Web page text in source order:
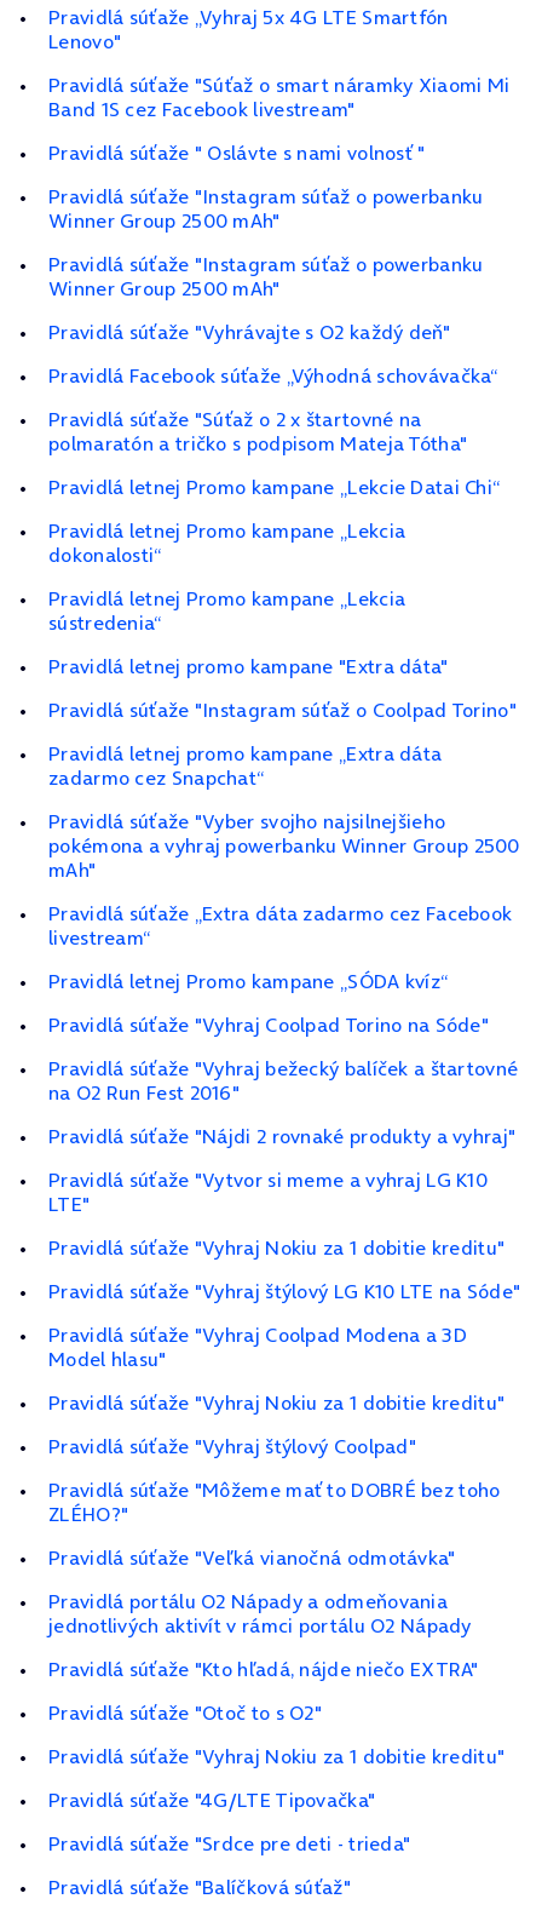
Pravidlá súťaže „Vyhraj 5x 4G LTE Smartfón
Lenovo"
Pravidlá súťaže "Súťaž o smart náramky Xiaomi Mi
Band 1S cez Facebook livestream"
Pravidlá súťaže " Oslávte s nami volnosť "
Pravidlá súťaže "Instagram súťaž o powerbanku
Winner Group 2500 mAh"
Pravidlá súťaže "Instagram súťaž o powerbanku
Winner Group 2500 mAh"
Pravidlá súťaže "Vyhrávajte s O2 každý deň"
Pravidlá Facebook súťaže „Výhodná schovávačka“
Pravidlá súťaže "Súťaž o 2 x štartovné na
polmaratón a tričko s podpisom Mateja Tótha"
Pravidlá letnej Promo kampane „Lekcie Datai Chi“
Pravidlá letnej Promo kampane „Lekcia
dokonalosti“
Pravidlá letnej Promo kampane „Lekcia
sústredenia“
Pravidlá letnej promo kampane "Extra dáta"
Pravidlá súťaže "Instagram súťaž o Coolpad Torino"
Pravidlá letnej promo kampane „Extra dáta
zadarmo cez Snapchat“
Pravidlá súťaže "Vyber svojho najsilnejšieho
pokémona a vyhraj powerbanku Winner Group 2500
mAh"
Pravidlá súťaže „Extra dáta zadarmo cez Facebook
livestream“
Pravidlá letnej Promo kampane „SÓDA kvíz“
Pravidlá súťaže "Vyhraj Coolpad Torino na Sóde"
Pravidlá súťaže "Vyhraj bežecký balíček a štartovné
na O2 Run Fest 2016"
Pravidlá súťaže "Nájdi 2 rovnaké produkty a vyhraj"
Pravidlá súťaže "Vytvor si meme a vyhraj LG K10
LTE"
Pravidlá súťaže "Vyhraj Nokiu za 1 dobitie kreditu"
Pravidlá súťaže "Vyhraj štýlový LG K10 LTE na Sóde"
Pravidlá súťaže "Vyhraj Coolpad Modena a 3D
Model hlasu"
Pravidlá súťaže "Vyhraj Nokiu za 1 dobitie kreditu"
Pravidlá súťaže "Vyhraj štýlový Coolpad"
Pravidlá súťaže "Môžeme mať to DOBRÉ bez toho
ZLÉHO?"
Pravidlá súťaže "Veľká vianočná odmotávka"
Pravidlá portálu O2 Nápady a odmeňovania
jednotlivých aktivít v rámci portálu O2 Nápady
Pravidlá súťaže "Kto hľadá, nájde niečo EXTRA"
Pravidlá súťaže "Otoč to s O2"
Pravidlá súťaže "Vyhraj Nokiu za 1 dobitie kreditu"
Pravidlá súťaže "4G/LTE Tipovačka"
Pravidlá súťaže "Srdce pre deti - trieda"
Pravidlá súťaže "Balíčková súťaž"